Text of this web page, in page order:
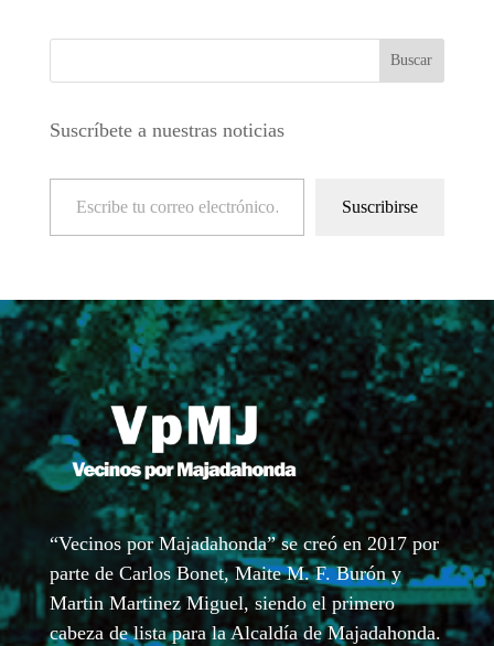
Suscríbete a nuestras noticias
Escribe tu correo electrónico…
Suscribirse
“Vecinos por Majadahonda” se creó en 2017 por
parte de Carlos Bonet, Maite M. F. Burón y
Martin Martinez Miguel, siendo el primero
cabeza de lista para la Alcaldía de Majadahonda.